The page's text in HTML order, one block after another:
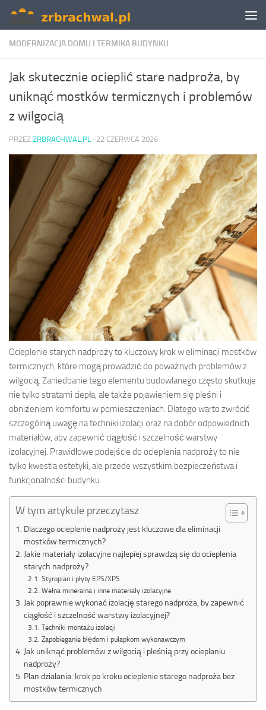
Skip to content
MODERNIZACJA DOMU I TERMIKA BUDYNKU
Jak skutecznie ocieplić stare nadproża, by
uniknąć mostków termicznych i problemów
z wilgocią
PRZEZ ZRBRACHWAL.PL · 22 CZERWCA 2026
Ocieplenie starych nadproży to kluczowy krok w eliminacji mostków
termicznych, które mogą prowadzić do poważnych problemów z
wilgocią. Zaniedbanie tego elementu budowlanego często skutkuje
nie tylko stratami ciepła, ale także pojawieniem się pleśni i
obniżeniem komfortu w pomieszczeniach. Dlatego warto zwrócić
szczególną uwagę na techniki izolacji oraz na dobór odpowiednich
materiałów, aby zapewnić ciągłość i szczelność warstwy
izolacyjnej. Prawidłowe podejście do ocieplenia nadproży to nie
tylko kwestia estetyki, ale przede wszystkim bezpieczeństwa i
funkcjonalności budynku.
W tym artykule przeczytasz
Dlaczego ocieplenie nadproży jest kluczowe dla eliminacji
mostków termicznych?
Jakie materiały izolacyjne najlepiej sprawdzą się do ocieplenia
starych nadproży?
Styropian i płyty EPS/XPS
Wełna mineralna i inne materiały izolacyjne
Jak poprawnie wykonać izolację starego nadproża, by zapewnić
ciągłość i szczelność warstwy izolacyjnej?
Techniki montażu izolacji
Zapobieganie błędom i pułapkom wykonawczym
Jak uniknąć problemów z wilgocią i pleśnią przy ocieplaniu
nadproży?
Plan działania: krok po kroku ocieplenie starego nadproża bez
mostków termicznych